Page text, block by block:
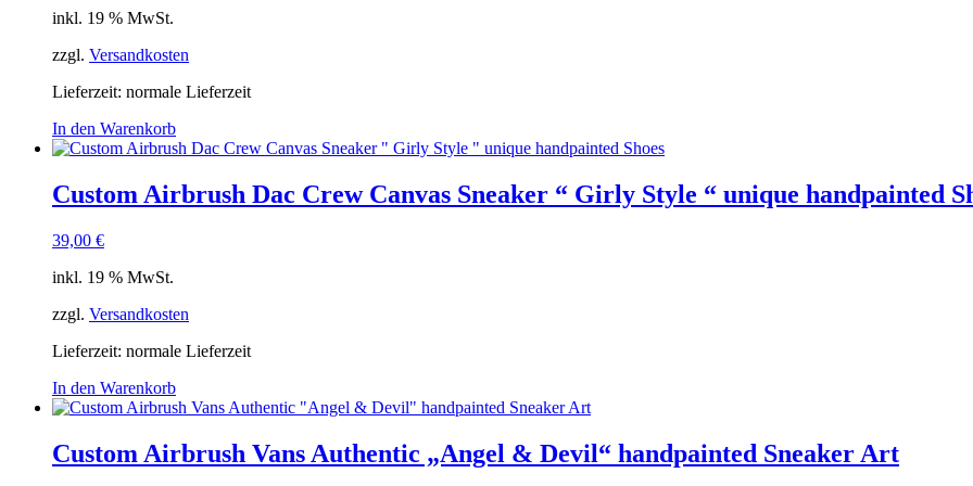
inkl. 19 % MwSt.
zzgl. Versandkosten
Lieferzeit: normale Lieferzeit
In den Warenkorb
Custom Airbrush Dac Crew Canvas Sneaker “ Girly Style “ unique handpainted
39,00 €
inkl. 19 % MwSt.
zzgl. Versandkosten
Lieferzeit: normale Lieferzeit
In den Warenkorb
Custom Airbrush Vans Authentic „Angel & Devil“ handpainted Sneaker Art